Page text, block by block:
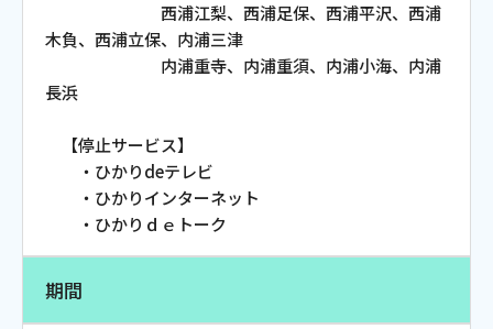
おトクな情報 料金案内
対応エリア
西浦江梨、西浦足保、西浦平沢、西浦
木負、西浦立保、内浦三津
内浦重寺、内浦重須、内浦小海、内浦
長浜
【停止サービス】
・ひかりdeテレビ
・ひかりインターネット
・ひかりｄｅトーク
期間